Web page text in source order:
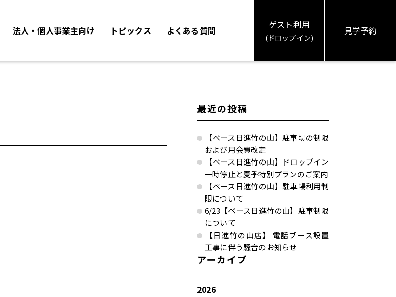
法人・個人事業主向け トピックス よくある質問
ゲスト利用
(ドロップイン)
見学予約
最近の投稿
【ベース日進竹の山】駐車場の制限
および月会費改定
【ベース日進竹の山】ドロップイン
一時停止と夏季特別プランのご案内
【ベース日進竹の山】駐車場利用制
限について
6/23【ベース日進竹の山】駐車制限
について
【日進竹の山店】 電話ブース設置
工事に伴う騒音のお知らせ
アーカイブ
2026